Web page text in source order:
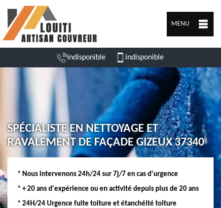
MENU
indisponible indisponible
SPÉCIALISTE EN NETTOYAGE ET
RAVALEMENT DE FAÇADE GIZEUX 37340
* Nous intervenons 24h/24 sur 7j/7 en cas d'urgence
* + 20 ans d'expérience ou en activité depuis plus de 20 ans
* 24H/24 Urgence fuite toiture et étanchéité toiture